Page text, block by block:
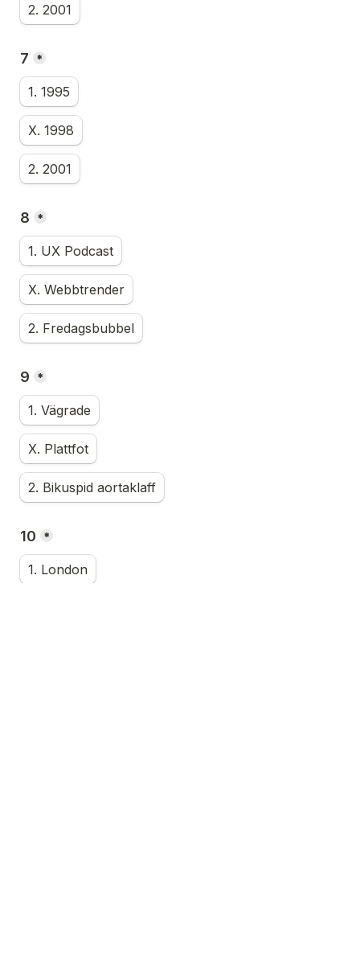
2. 2001
7 *
1. 1995
X. 1998
2. 2001
8 *
1. UX Podcast
X. Webbtrender
2. Fredagsbubbel
9 *
1. Vägrade
X. Plattfot
2. Bikuspid aortaklaff
10 *
1. London